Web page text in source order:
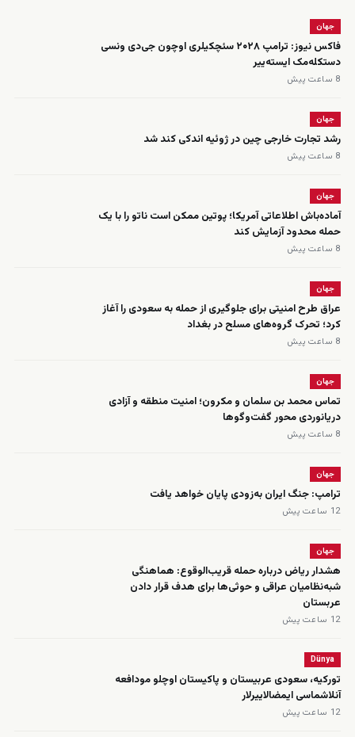
جهان
فاکس نیوز: ترامپ ۲۰۲۸ سئچکیلری اوچون جی‌دی ونسی
دستکله‌مک ایسته‌ییر
8 ساعت پیش
جهان
رشد تجارت خارجی چین در ژوئیه اندکی کند شد
8 ساعت پیش
جهان
آماده‌باش اطلاعاتی آمریکا؛ پوتین ممکن است ناتو را با یک
حمله محدود آزمایش کند
8 ساعت پیش
جهان
عراق طرح امنیتی برای جلوگیری از حمله به سعودی را آغاز
کرد؛ تحرک گروه‌های مسلح در بغداد
8 ساعت پیش
جهان
تماس محمد بن سلمان و مکرون؛ امنیت منطقه و آزادی
دریانوردی محور گفت‌وگوها
8 ساعت پیش
جهان
ترامپ: جنگ ایران به‌زودی پایان خواهد یافت
12 ساعت پیش
جهان
هشدار ریاض درباره حمله قریب‌الوقوع: هماهنگی
شبه‌نظامیان عراقی و حوثی‌ها برای هدف قرار دادن
عربستان
12 ساعت پیش
Dünya
تورکیه، سعودی عربیستان و پاکیستان اوچلو مودافعه
‌آنلاشماسی ایمضالاییرلار
12 ساعت پیش